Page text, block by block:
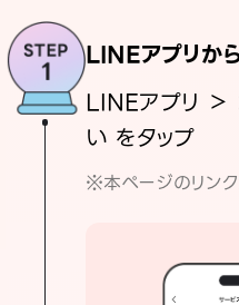
LINEアプリか
LINEアプリ
い をタップ
※本ページのリン